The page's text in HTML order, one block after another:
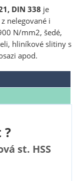
DIN 338 je
nelegované i
N/mm2, šedé,
hliníkové slitiny s
apod.
st. HSS